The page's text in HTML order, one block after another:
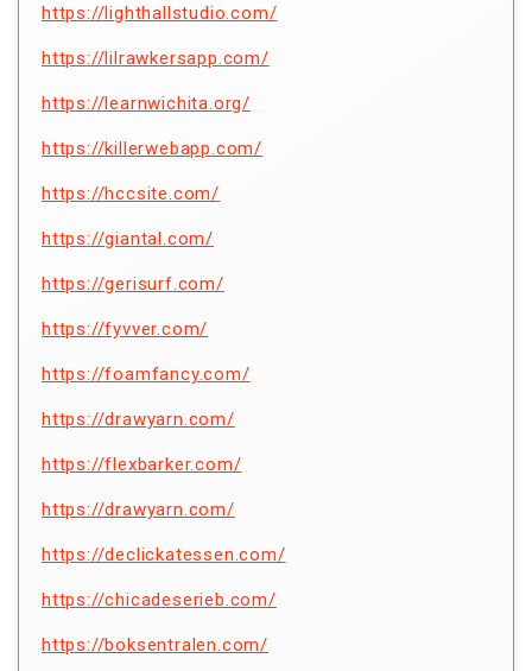
https://lighthallstudio.com/
https://lilrawkersapp.com/
https://learnwichita.org/
https://killerwebapp.com/
https://hccsite.com/
https://giantal.com/
https://gerisurf.com/
https://fyvver.com/
https://foamfancy.com/
https://drawyarn.com/
https://flexbarker.com/
https://drawyarn.com/
https://declickatessen.com/
https://chicadeserieb.com/
https://boksentralen.com/